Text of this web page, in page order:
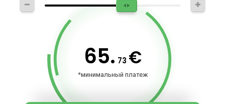
65. 73 €
*минимальный платеж